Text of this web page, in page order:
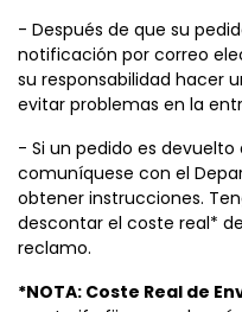
- Después de que su
notificación por correo
su responsabilidad hacer
evitar problemas en la
- Si un pedido es
comuníquese con el
obtener instrucciones.
descontar el coste real*
reclamo.
*NOTA: Coste Real de